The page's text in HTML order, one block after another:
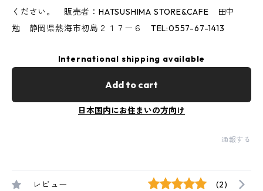
ください。 販売者：HATSUSHIMA STORE&CAFE 田中
勉 静岡県熱海市初島２１７ー６ TEL:0557-67-1413
International shipping available
Add to cart
日本国内にお住まいの方向け
通報する
レビュー (2)